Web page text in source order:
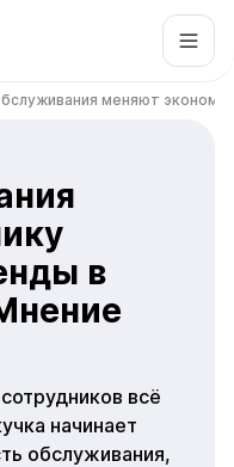
меняют
в
всё
начинает
обслуживания,